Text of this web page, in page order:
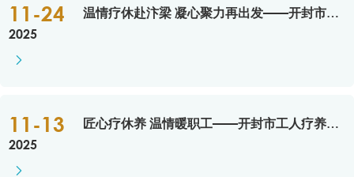
11-24
2025

温情疗休赴汴梁 凝心聚力再出发——开封市工人疗养院圆满承办平舆县总工会职工疗休养活动
11-13
2025

匠心疗休养 温情暖职工——开封市工人疗养院圆满承接焦作市中站区总工会疗休养活动